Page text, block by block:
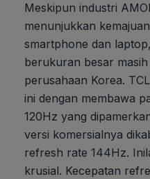
Meskipun industri
menunjukkan
smartphone dan
berukuran besar
perusahaan Korea.
ini dengan membawa
120Hz yang
versi komersialnya
refresh rate 144Hz.
krusial. Kecepatan